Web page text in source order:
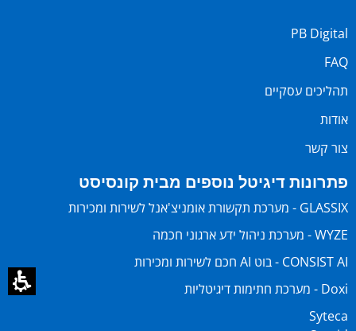
PB Digital
FAQ
תהליכים עסקיים
אודות
צור קשר
פתרונות דיגיטל נוספים מבית קונסיסט
GLASSIX - מערכת תקשורת אומניצ'אנל לשירות ומכירות
WYZE - מערכת ניהול ידע ארגוני חכמה
CONSIST AI - בוט AI חכם לשירות ומכירות
Doxi - מערכת חתימות דיגיטליות
Syteca